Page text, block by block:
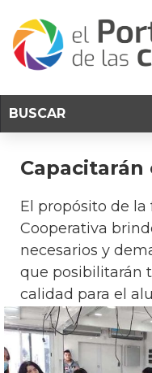
El propósito de
Cooperativa
necesarios y
que posibilitarán
calidad para el